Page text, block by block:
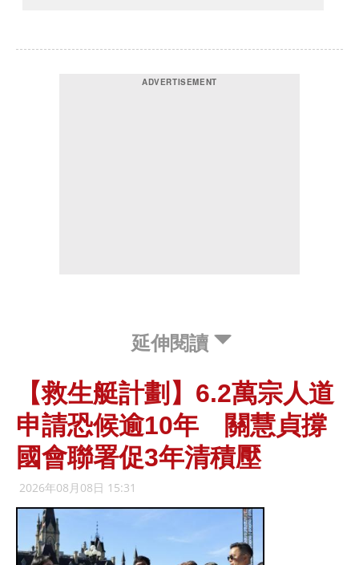
延伸閱讀
【救生艇計劃】6.2萬宗人道
申請恐候逾10年 關慧貞撐
國會聯署促3年清積壓
2026年08月08日 15:31